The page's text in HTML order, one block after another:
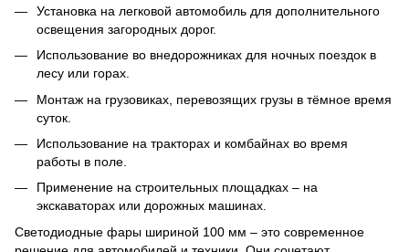
Установка на легковой автомобиль для дополнительного
освещения загородных дорог.
Использование во внедорожниках для ночных поездок в
лесу или горах.
Монтаж на грузовиках, перевозящих грузы в тёмное время
суток.
Использование на тракторах и комбайнах во время
работы в поле.
Применение на строительных площадках – на
экскаваторах или дорожных машинах.
Светодиодные фары шириной 100 мм – это современное